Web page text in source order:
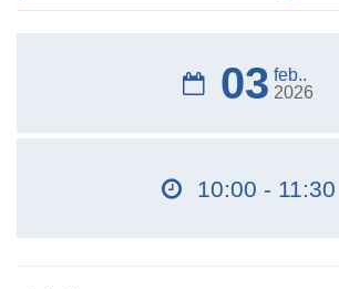
03 feb..
2026
10:00 - 11:30